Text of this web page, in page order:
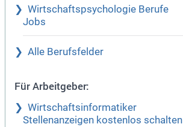
Wirtschaftspsychologie Berufe
Jobs
Alle Berufsfelder
Für Arbeitgeber:
Wirtschaftsinformatiker
Stellenanzeigen kostenlos schalten